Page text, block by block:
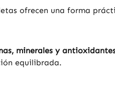
ofrecen una forma
minerales y
equilibrada.